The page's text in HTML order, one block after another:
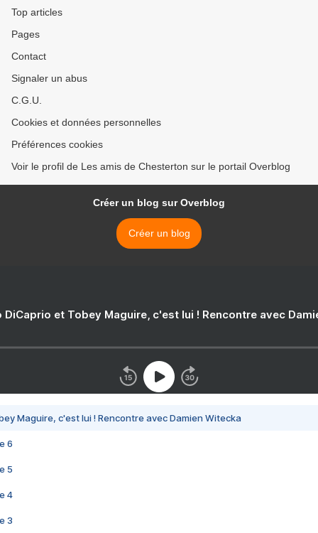
Top articles
Pages
Contact
Signaler un abus
C.G.U.
Cookies et données personnelles
Préférences cookies
Voir le profil de Les amis de Chesterton sur le portail Overblog
Créer un blog sur Overblog
Créer un blog
DiCaprio et Tobey Maguire, c'est lui ! Rencontre avec
Maguire, c'est lui ! Rencontre avec Damien Witecka
6
5
4
3